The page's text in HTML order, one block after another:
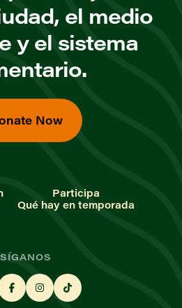
el medio
y el sistema
Now
Participa
Qué hay en temporada
SÍGANOS